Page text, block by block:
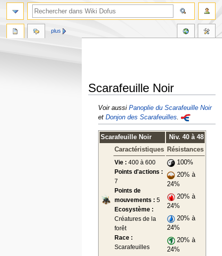
Scarafeuille Noir
Aller
navigation
Aller
recherche
Voir aussiPanoplie du Scarafeuille Noir
etDonjon des Scarafeuilles.
Scarafeuille Noir
Niv. 40 à 48
Caractéristiques
Résistances
Vie : 400 à 600
Points d'actions :
7
Points de
mouvements : 5
Ecosystème :
Créatures de la
forêt
Race :
Scarafeuilles
100%
20% à
24%
20% à
24%
20% à
24%
20% à
24%
plus